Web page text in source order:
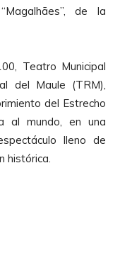
de la
Teatro Municipal
del Maule (TRM),
del Estrecho
al mundo, en una
lleno de
histórica.